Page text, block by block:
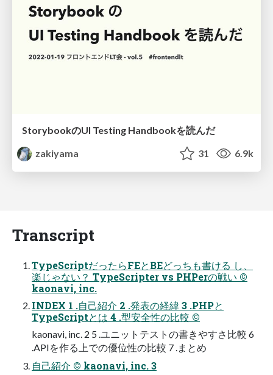
StorybookのUI Testing Handbookを読んだ
zakiyama
31 6.9k
Transcript
TypeScriptだったらFEとBEどっちも書ける し、
楽じゃない？ TypeScripter vs PHPerの戦い ©
kaonavi, inc.
INDEX 1 .自己紹介 2 .発表の経緯 3 .PHPと
TypeScriptとは 4 .型安全性の比較 ©
kaonavi, inc. 2 5 .ユニットテストの書きやすさ比較 6
.APIを作る上での優位性の比較 7 .まとめ
自己紹介 © kaonavi, inc. 3